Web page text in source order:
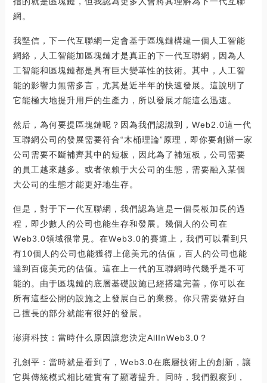
網。
我堅信，下一代互聯網一定會基于區塊鏈構建一個人工智能
網絡，人工智能加區塊鏈才是真正的下一代互聯網，因為人
工智能和區塊鏈都是具有巨大變革性的技術。其中，人工智
能的影響力無需多言，尤其是近半年的快速發展。這說明了
它能極大地提升用戶的生產力，所以發展才能這么迅速。
然后，為何要提區塊鏈呢？因為我們認識到，Web2.0這一代
互聯網公司的發展需要符合“木桶理論”原理，即你要創辦一家
公司需要不斷補齊其中的短板，因此為了補短板，公司需要
的員工越來越多。或者依賴于大公司的生態，需要融入某個
大公司的生態才能更好地生存。
但是，對于下一代互聯網，我們認為這是一個長板加長的過
程，即少數人的公司也能生存和發展。幾個人的公司在
Web3.0領域很常見。在Web3.0的賽道上，我們可以看到只
有10個人的公司也能獲得上億美元的估值，百人的公司也能
達到百億美元的估值。這在上一代的互聯網時代幾乎是不可
能的。由于區塊鏈的底層基礎設施已經搭建完善，你可以在
所有這些公開的設施之上發展自己的業務。你只需要做好自
己擅長的部分就能有很好的發展。
澎湃科技：當時什么原因讓您決定AllInWeb3.0？
孔劍平：當時就是看到了，Web3.0在底層技術上的創新，讓
它與傳統模式相比確實有了顯著提升。同時，我們觀察到，